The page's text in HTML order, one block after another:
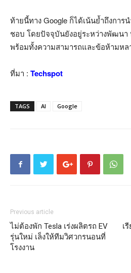
ท้ายนี้ทาง Google ก็ได้เน้นย้ำถึงการ
ชอบ โดยปัจจุบันยังอยู่ระหว่างพัฒนา
พร้อมทั้งความสามารถและข้อห้ามห
ที่มา : Techspot
TAGS AI Google
Previous article
ไม่ต้องพัก Tesla เร่งผลิตรถ EV
รุ่นใหม่ เล็งให้ทีมวิศวกรนอนที่
โรงงาน
เ